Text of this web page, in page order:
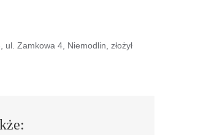
Zamkowa 4, Niemodlin, złożył